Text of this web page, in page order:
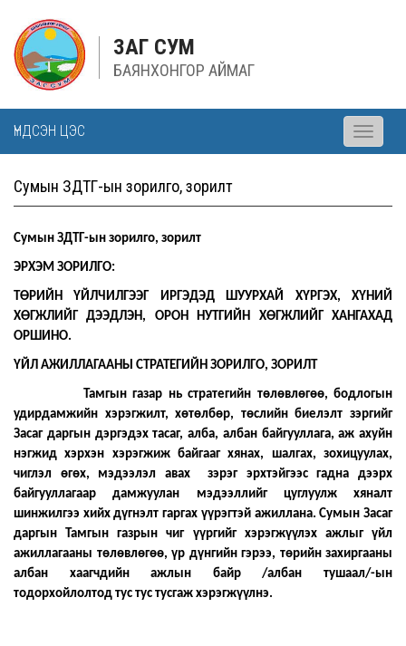
ЗАГ СУМ
БАЯНХОНГОР АЙМАГ
ҮНДСЭН ЦЭС
Toggle
Сумын ЗДТГ-ын зорилго, зорилт
Сумын ЗДТГ-ын зорилго, зорилт
ЭРХЭМ ЗОРИЛГО:
ТӨРИЙН ҮЙЛЧИЛГЭЭГ ИРГЭДЭД ШУУРХАЙ ХҮРГЭХ, ХҮНИЙ
ХӨГЖЛИЙГ ДЭЭДЛЭН, ОРОН НУТГИЙН ХӨГЖЛИЙГ ХАНГАХАД
ОРШИНО.
ҮЙЛ АЖИЛЛАГААНЫ СТРАТЕГИЙН ЗОРИЛГО, ЗОРИЛТ
Тамгын газар нь стратегийн төлөвлөгөө, бодлогын
удирдамжийн хэрэгжилт, хөтөлбөр, төслийн биелэлт зэргийг
Засаг даргын дэргэдэх тасаг, алба, албан байгууллага, аж ахуйн
нэгжид хэрхэн хэрэгжиж байгааг хянах, шалгах, зохицуулах,
чиглэл өгөх, мэдээлэл авах зэрэг эрхтэйгээс гадна дээрх
байгууллагаар дамжуулан мэдээллийг цуглуулж хяналт
шинжилгээ хийх дүгнэлт гаргах үүрэгтэй ажиллана. Сумын Засаг
даргын Тамгын газрын чиг үүргийг хэрэгжүүлэх ажлыг үйл
ажиллагааны төлөвлөгөө, үр дүнгийн гэрээ, төрийн захиргааны
албан хаагчдийн ажлын байр /албан тушаал/-ын
тодорхойлолтод тус тус тусгаж хэрэгжүүлнэ.